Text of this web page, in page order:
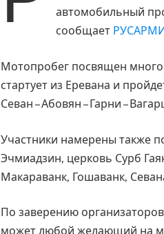
автомобильный
сообщает
Мотопробег посвящен
стартует из Еревана и
Севан – Абовян – Гарни –
Участники намерены также
Эчмиадзин, церковь Сурб
Макараванк, Гошаванк,
По заверению
может любой желающий на